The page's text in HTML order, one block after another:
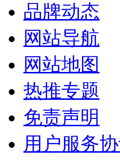
品牌动态
网站导航
网站地图
热推专题
免责声明
用户服务